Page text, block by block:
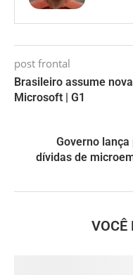
post frontal
Brasileiro assume
Microsoft | G1
Governo
dívidas de
VOCÊ